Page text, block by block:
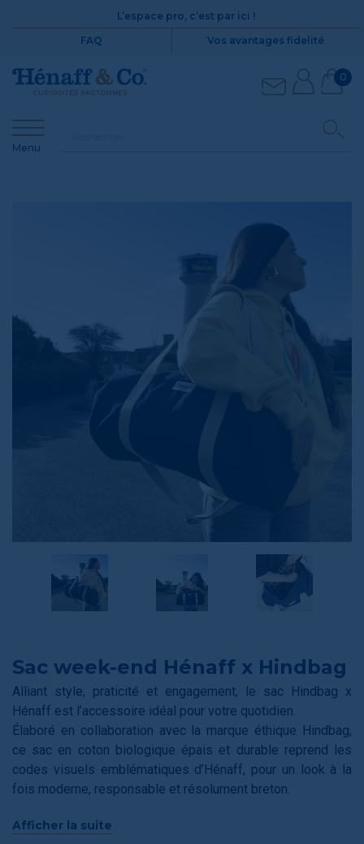
L’espace pro, c’est par ici !
FAQ
Vos avantages fidelité
0
Menu
Sac week-end Hénaff x Hindbag
Alliant style, praticité et engagement, le sac Hindbag x
Hénaff est l’accessoire idéal pour votre quotidien.
Élaboré en collaboration avec la marque éthique Hindbag,
ce sac en coton biologique épais et durable reprend les
codes visuels emblématiques d’Hénaff, pour un look à la
fois moderne, responsable et résolument breton.
Doté d’une grande capacité, il est parfait pour accompagner
Afficher la suite